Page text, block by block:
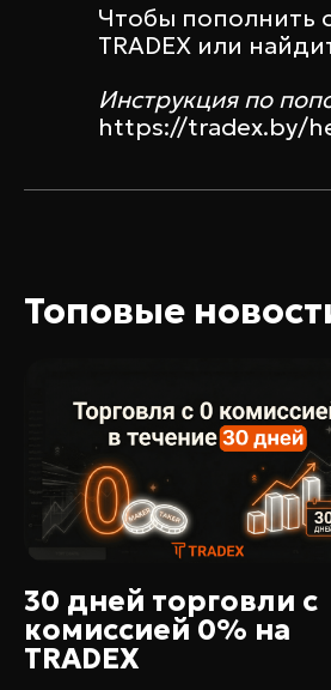
Чтобы пополнить
TRADEX или
Инструкция по
https://tradex.by/
Топовые
30 дней торговли с
комиссией 0% на
TRADEX